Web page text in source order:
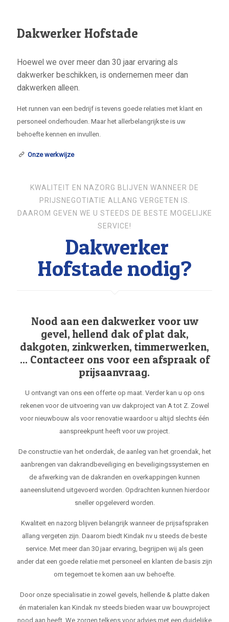
Dakwerker Hofstade
Hoewel we over meer dan 30 jaar ervaring als
dakwerker beschikken, is ondernemen meer dan
dakwerken alleen.
Het runnen van een bedrijf is tevens goede relaties met klant en
personeel onderhouden. Maar het allerbelangrijkste is uw
behoefte kennen en invullen.
Onze werkwijze
KWALITEIT EN NAZORG BLIJVEN WANNEER DE
PRIJSNEGOTIATIE ALLANG VERGETEN IS.
DAAROM GEVEN WE U STEEDS DE BESTE MOGELIJKE
SERVICE!
Dakwerker
Hofstade nodig?
Nood aan een dakwerker voor uw
gevel, hellend dak of plat dak,
dakgoten, zinkwerken, timmerwerken,
... Contacteer ons voor een afspraak of
prijsaanvraag.
U ontvangt van ons een offerte op maat. Verder kan u op ons
rekenen voor de uitvoering van uw dakproject van A tot Z. Zowel
voor nieuwbouw als voor renovatie waardoor u altijd slechts één
aanspreekpunt heeft voor uw project.
De constructie van het onderdak, de aanleg van het groendak, het
aanbrengen van dakrandbeveiliging en beveiligingssystemen en
de afwerking van de dakranden en overkappingen kunnen
aaneensluitend uitgevoerd worden. Opdrachten kunnen hierdoor
sneller opgeleverd worden.
Kwaliteit en nazorg blijven belangrijk wanneer de prijsafspraken
allang vergeten zijn. Daarom biedt Kindak nv u steeds de beste
service. Met meer dan 30 jaar ervaring, begrijpen wij als geen
ander dat een goede relatie met personeel en klanten de basis zijn
om tegemoet te komen aan uw behoefte.
Door onze specialisatie in zowel gevels, hellende & platte daken
én materialen kan Kindak nv steeds bieden waar uw bouwproject
nood aan heeft. We zorgen telkens voor advies met een duidelijke